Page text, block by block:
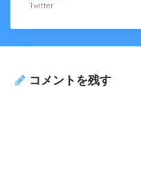
Twitter
コメントを残す